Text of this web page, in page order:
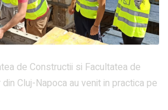
de Constructii si Facultatea de
Cluj-Napoca au venit in practica pe